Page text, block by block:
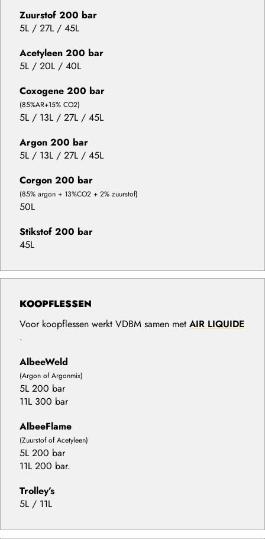
Zuurstof 200 bar
5L / 27L / 45L
Acetyleen 200 bar
5L / 20L / 40L
Coxogene 200 bar
(85%AR+15% CO2)
5L / 13L / 27L / 45L
Argon 200 bar
5L / 13L / 27L / 45L
Corgon 200 bar
(85% argon + 13%CO2 + 2% zuurstof)
50L
Stikstof 200 bar
45L
KOOPFLESSEN
Voor koopflessen werkt VDBM samen met AIR LIQUIDE
.
AlbeeWeld
(Argon of Argonmix)
5L 200 bar
11L 300 bar
AlbeeFlame
(Zuurstof of Acetyleen)
5L 200 bar
11L 200 bar.
Trolley’s
5L / 11L